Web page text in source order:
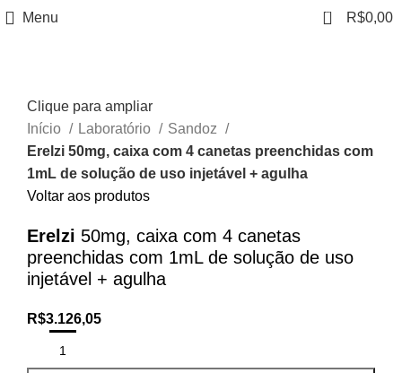
Menu 0 R$0,00
Clique para ampliar
Início
Laboratório
Sandoz
Erelzi 50mg, caixa com 4 canetas preenchidas com
1mL de solução de uso injetável + agulha
Voltar aos produtos
Erelzi 50mg, caixa com 4 canetas
preenchidas com 1mL de solução de uso
injetável + agulha
R$3.126,05